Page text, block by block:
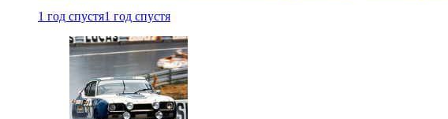
1 год спустя1 год спустя